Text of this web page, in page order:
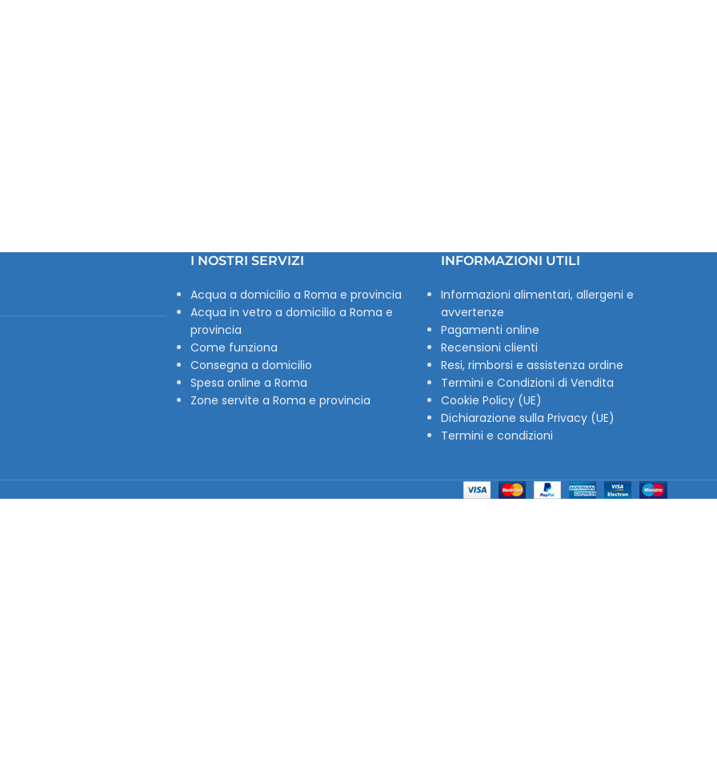
I NOSTRI SERVIZI
Acqua a domicilio a Roma e provincia
Acqua in vetro a domicilio a Roma e
provincia
Come funziona
Consegna a domicilio
Spesa online a Roma
Zone servite a Roma e provincia
INFORMAZIONI UTILI
Informazioni alimentari, allergeni e
avvertenze
Pagamenti online
Recensioni clienti
Resi, rimborsi e assistenza ordine
Termini e Condizioni di Vendita
Cookie Policy (UE)
Dichiarazione sulla Privacy (UE)
Termini e condizioni